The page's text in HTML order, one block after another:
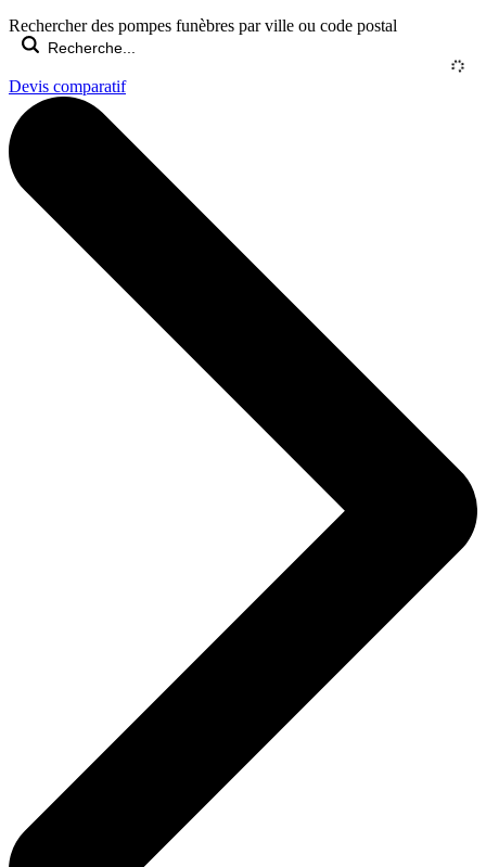
Rechercher des pompes funèbres par ville ou code postal
Devis comparatif